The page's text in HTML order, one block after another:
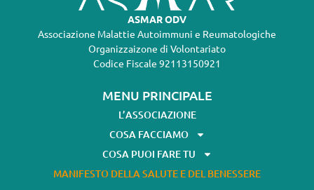
ASMAR ODV
Associazione Malattie Autoimmuni e Reumatologiche
Organizzaizone di Volontariato
Codice Fiscale 92113150921
MENU PRINCIPALE
L’ASSOCIAZIONE
COSA FACCIAMO
COSA PUOI FARE TU
MANIFESTO DELLA SALUTE E DEL BENESSERE